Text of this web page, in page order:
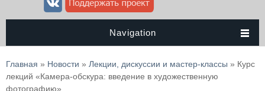
Navigation
Вы здесь
Главная » Новости » Лекции, дискуссии и мастер-классы » Курс
лекций «Камера-обскура: введение в художественную
фотографию»